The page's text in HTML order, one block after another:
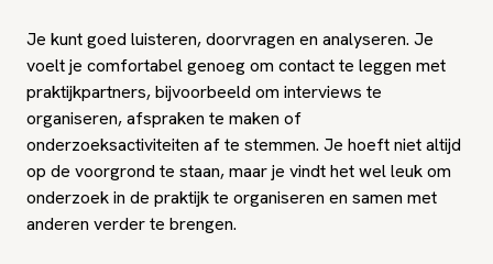
Je kunt goed luisteren, doorvragen en analyseren. Je
voelt je comfortabel genoeg om contact te leggen met
praktijkpartners, bijvoorbeeld om interviews te
organiseren, afspraken te maken of
onderzoeksactiviteiten af te stemmen. Je hoeft niet altijd
op de voorgrond te staan, maar je vindt het wel leuk om
onderzoek in de praktijk te organiseren en samen met
anderen verder te brengen.